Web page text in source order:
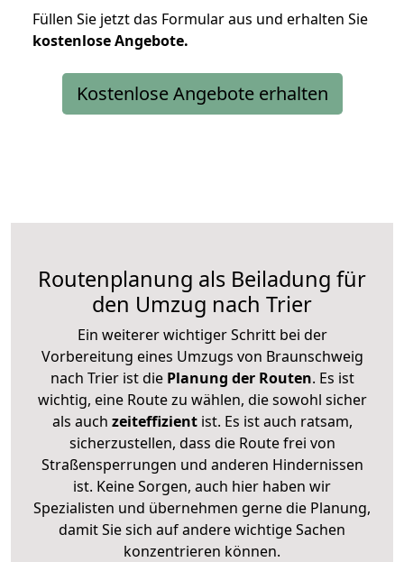
Füllen Sie jetzt das Formular aus und erhalten Sie
kostenloseAngebote.
Kostenlose Angebote erhalten
Routenplanung als Beiladung für
den Umzug nach Trier
Ein weiterer wichtiger Schritt bei der
Vorbereitung eines Umzugs von Braunschweig
nach Trier ist diePlanung der Routen. Es ist
wichtig, eine Route zu wählen, die sowohl sicher
als auch zeiteffizientist. Es ist auch ratsam,
sicherzustellen, dass die Route frei von
Straßensperrungen und anderen Hindernissen
ist. Keine Sorgen, auch hier haben wir
Spezialisten und übernehmen gerne die Planung,
damit Sie sich auf andere wichtige Sachen
konzentrieren können.